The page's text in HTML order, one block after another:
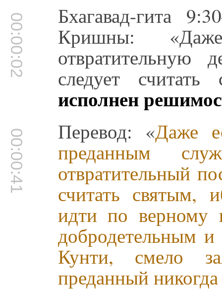
00:00:02 Бхагавад-гита
Кришны:
отвратительную
следует
исполнен
00:00:41 Перевод: «Даже
преданным
отвратительный
считать святым,
идти по верному
добродетельным
Кунти, смело
преданный